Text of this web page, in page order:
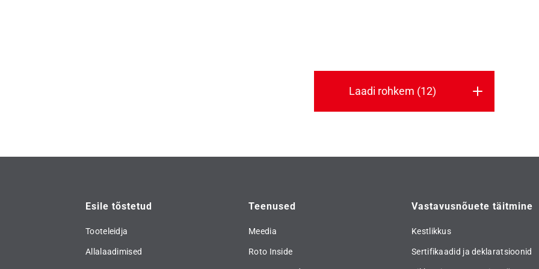
Laadi rohkem (12)
Esile tõstetud
Tooteleidja
Allalaadimised
Teenused
Meedia
Roto Inside
Vastavusnõuete täitmine
Kestlikkus
Sertifikaadid ja deklaratsioonid